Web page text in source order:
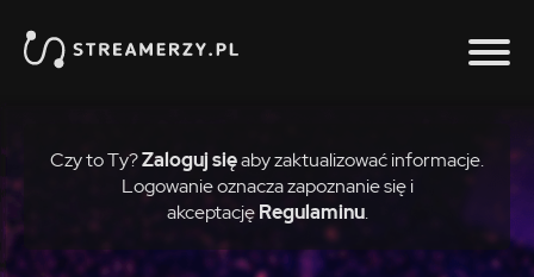
Czy to Ty?Zaloguj sięaby zaktualizować informacje.
Logowanie oznacza zapoznanie się i
akceptację Regulaminu.